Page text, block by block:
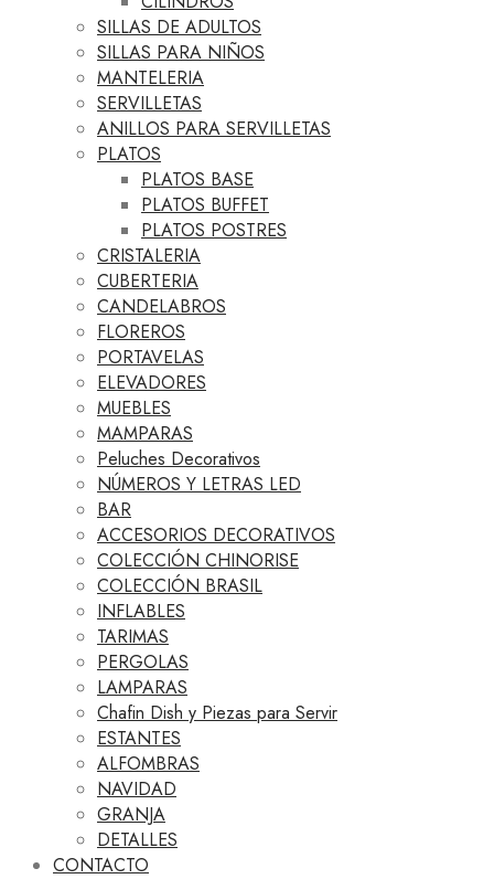
SILLAS DE ADULTOS
SILLAS PARA NIÑOS
MANTELERIA
SERVILLETAS
ANILLOS PARA SERVILLETAS
PLATOS
PLATOS BASE
PLATOS BUFFET
PLATOS POSTRES
CRISTALERIA
CUBERTERIA
CANDELABROS
FLOREROS
PORTAVELAS
ELEVADORES
MUEBLES
MAMPARAS
Peluches Decorativos
NÚMEROS Y LETRAS LED
BAR
ACCESORIOS DECORATIVOS
COLECCIÓN CHINORISE
COLECCIÓN BRASIL
INFLABLES
TARIMAS
PERGOLAS
LAMPARAS
Chafin Dish y Piezas para Servir
ESTANTES
ALFOMBRAS
NAVIDAD
GRANJA
DETALLES
CONTACTO